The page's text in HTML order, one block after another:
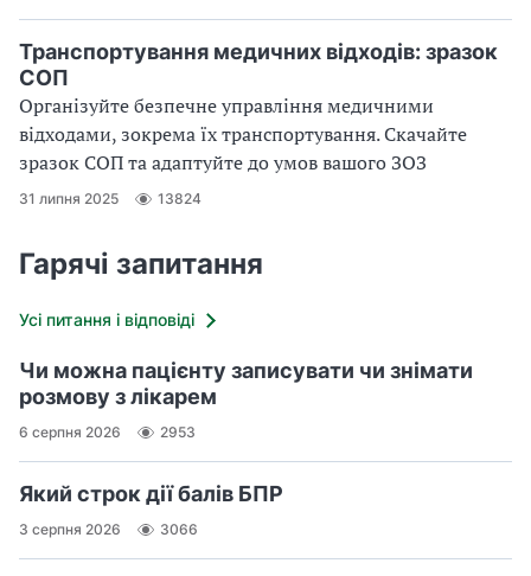
Транспортування медичних відходів: зразок
СОП
Організуйте безпечне управління медичними
відходами, зокрема їх транспортування. Скачайте
зразок СОП та адаптуйте до умов вашого ЗОЗ
31 липня 2025 13824
Гарячі запитання
Усі питання і відповіді
Чи можна пацієнту записувати чи знімати
розмову з лікарем
6 серпня 2026 2953
Який строк дії балів БПР
3 серпня 2026 3066